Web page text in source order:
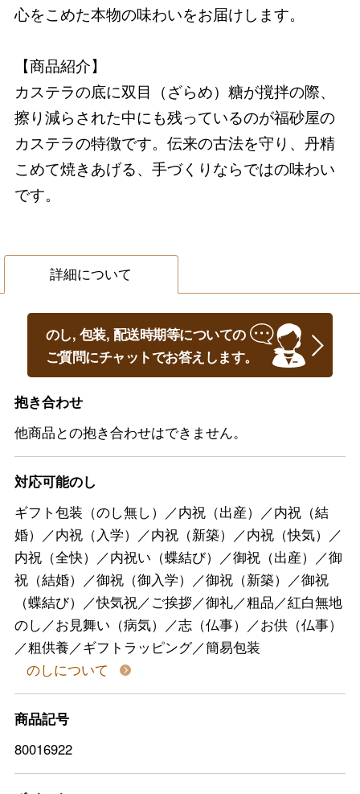
心をこめた本物の味わいをお届けします。
【商品紹介】
カステラの底に双目（ざらめ）糖が撹拌の際、
擦り減らされた中にも残っているのが福砂屋の
カステラの特徴です。伝来の古法を守り、丹精
こめて焼きあげる、手づくりならではの味わい
です。
詳細について
のし, 包装, 配送時期等についての
ご質問にチャットでお答えします。
抱き合わせ
他商品との抱き合わせはできません。
対応可能のし
ギフト包装（のし無し）／内祝（出産）／内祝（結
婚）／内祝（入学）／内祝（新築）／内祝（快気）／
内祝（全快）／内祝い（蝶結び）／御祝（出産）／御
祝（結婚）／御祝（御入学）／御祝（新築）／御祝
（蝶結び）／快気祝／ご挨拶／御礼／粗品／紅白無地
のし／お見舞い（病気）／志（仏事）／お供（仏事）
／粗供養／ギフトラッピング／簡易包装
のしについて
商品記号
80016922